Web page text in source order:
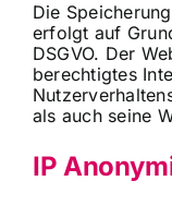
Die
erfolgt auf
DSGVO. Der
berechtigtes
als auch seine
IP